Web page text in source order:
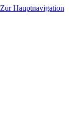
Zur Hauptnavigation